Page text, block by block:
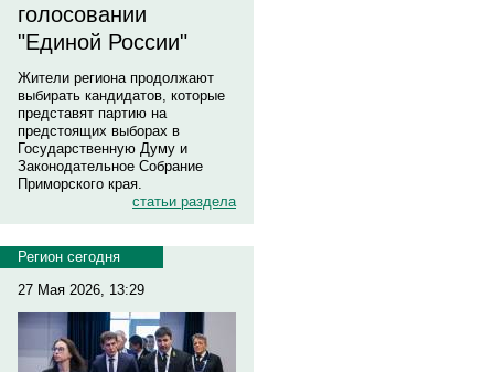
голосовании
"Единой России"
Жители региона продолжают
выбирать кандидатов, которые
представят партию на
предстоящих выборах в
Государственную Думу и
Законодательное Собрание
Приморского края.
статьи раздела
Регион сегодня
27 Мая 2026, 13:29